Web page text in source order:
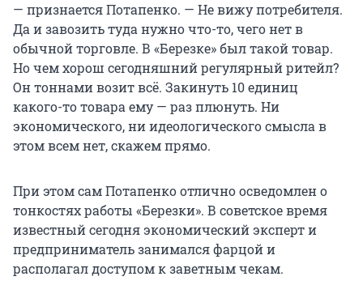
— признается Потапенко. — Не вижу потребителя.
Да и завозить туда нужно что-то, чего нет в
обычной торговле. В «Березке» был такой товар.
Но чем хорош сегодняшний регулярный ритейл?
Он тоннами возит всё. Закинуть 10 единиц
какого-то товара ему — раз плюнуть. Ни
экономического, ни идеологического смысла в
этом всем нет, скажем прямо.
При этом сам Потапенко отлично осведомлен о
тонкостях работы «Березки». В советское время
известный сегодня экономический эксперт и
предприниматель занимался фарцой и
располагал доступом к заветным чекам.